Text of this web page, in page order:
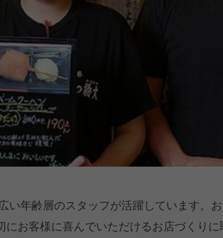
い年齢層のスタッフが活躍しています。
にお客様に喜んでいただけるお店づくり